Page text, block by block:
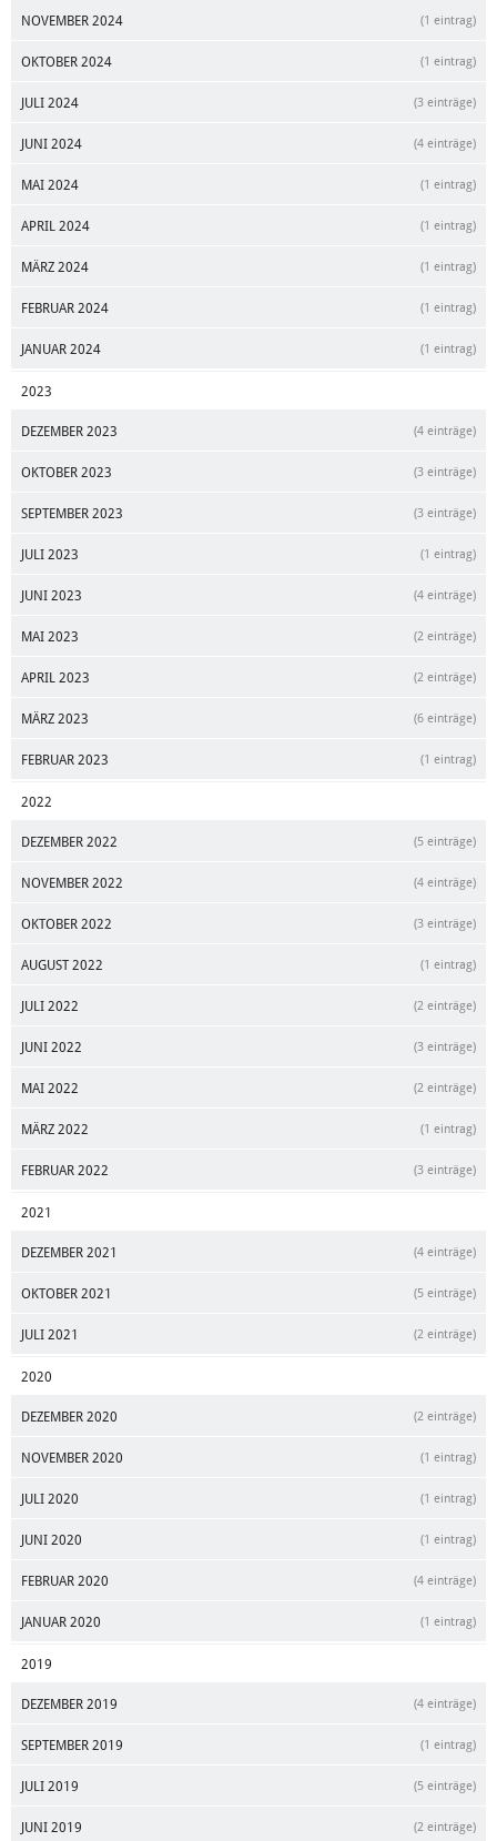
NOVEMBER 2024 (1 eintrag)
OKTOBER 2024 (1 eintrag)
JULI 2024 (3 einträge)
JUNI 2024 (4 einträge)
MAI 2024 (1 eintrag)
APRIL 2024 (1 eintrag)
MÄRZ 2024 (1 eintrag)
FEBRUAR 2024 (1 eintrag)
JANUAR 2024 (1 eintrag)
2023
DEZEMBER 2023 (4 einträge)
OKTOBER 2023 (3 einträge)
SEPTEMBER 2023 (3 einträge)
JULI 2023 (1 eintrag)
JUNI 2023 (4 einträge)
MAI 2023 (2 einträge)
APRIL 2023 (2 einträge)
MÄRZ 2023 (6 einträge)
FEBRUAR 2023 (1 eintrag)
2022
DEZEMBER 2022 (5 einträge)
NOVEMBER 2022 (4 einträge)
OKTOBER 2022 (3 einträge)
AUGUST 2022 (1 eintrag)
JULI 2022 (2 einträge)
JUNI 2022 (3 einträge)
MAI 2022 (2 einträge)
MÄRZ 2022 (1 eintrag)
FEBRUAR 2022 (3 einträge)
2021
DEZEMBER 2021 (4 einträge)
OKTOBER 2021 (5 einträge)
JULI 2021 (2 einträge)
2020
DEZEMBER 2020 (2 einträge)
NOVEMBER 2020 (1 eintrag)
JULI 2020 (1 eintrag)
JUNI 2020 (1 eintrag)
FEBRUAR 2020 (4 einträge)
JANUAR 2020 (1 eintrag)
2019
DEZEMBER 2019 (4 einträge)
SEPTEMBER 2019 (1 eintrag)
JULI 2019 (5 einträge)
JUNI 2019 (2 einträge)